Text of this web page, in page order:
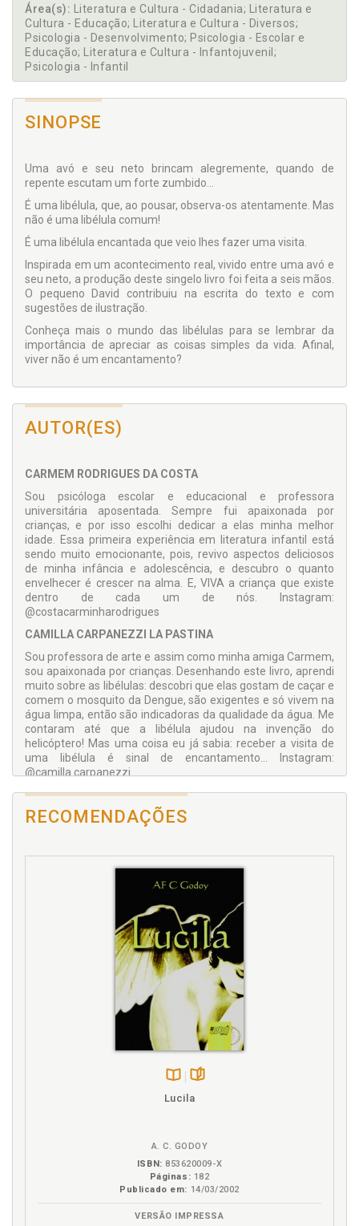
Área(s): Literatura e Cultura - Cidadania; Literatura e
Cultura - Educação; Literatura e Cultura - Diversos;
Psicologia - Desenvolvimento; Psicologia - Escolar e
Educação; Literatura e Cultura - Infantojuvenil;
Psicologia - Infantil
SINOPSE
Uma avó e seu neto brincam alegremente, quando de
repente escutam um forte zumbido...
É uma libélula, que, ao pousar, observa-os atentamente. Mas
não é uma libélula comum!
É uma libélula encantada que veio lhes fazer uma visita.
Inspirada em um acontecimento real, vivido entre uma avó e
seu neto, a produção deste singelo livro foi feita a seis mãos.
O pequeno David contribuiu na escrita do texto e com
sugestões de ilustração.
Conheça mais o mundo das libélulas para se lembrar da
importância de apreciar as coisas simples da vida. Afinal,
viver não é um encantamento?
AUTOR(ES)
CARMEM RODRIGUES DA COSTA
Sou psicóloga escolar e educacional e professora
universitária aposentada. Sempre fui apaixonada por
crianças, e por isso escolhi dedicar a elas minha melhor
idade. Essa primeira experiência em literatura infantil está
sendo muito emocionante, pois, revivo aspectos deliciosos
de minha infância e adolescência, e descubro o quanto
envelhecer é crescer na alma. E, VIVA a criança que existe
dentro de cada um de nós. Instagram:
@costacarminharodrigues
CAMILLA CARPANEZZI LA PASTINA
Sou professora de arte e assim como minha amiga Carmem,
sou apaixonada por crianças. Desenhando este livro, aprendi
muito sobre as libélulas: descobri que elas gostam de caçar e
comem o mosquito da Dengue, são exigentes e só vivem na
água limpa, então são indicadoras da qualidade da água. Me
contaram até que a libélula ajudou na invenção do
helicóptero! Mas uma coisa eu já sabia: receber a visita de
uma libélula é sinal de encantamento... Instagram:
@camilla.carpanezzi
RECOMENDAÇÕES
Lucila
A. C. GODOY
ISBN: 853620009-X
Páginas: 182
Publicado em: 14/03/2002
VERSÃO IMPRESSA